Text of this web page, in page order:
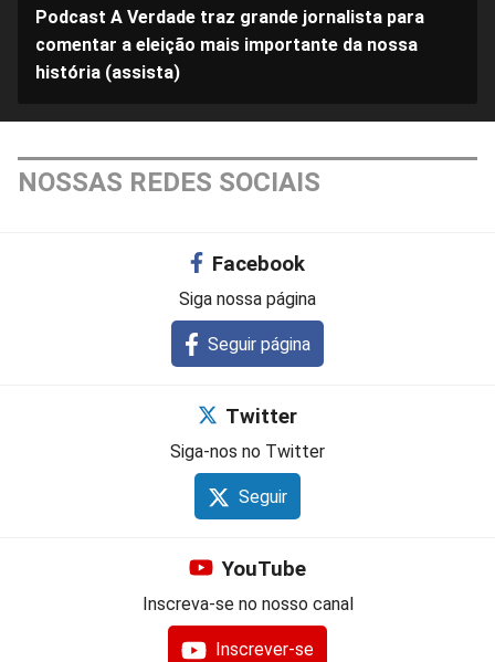
Podcast A Verdade traz grande jornalista para
comentar a eleição mais importante da nossa
história (assista)
NOSSAS REDES SOCIAIS
Facebook
Siga nossa página
Seguir página
Twitter
Siga-nos no Twitter
Seguir
YouTube
Inscreva-se no nosso canal
Inscrever-se